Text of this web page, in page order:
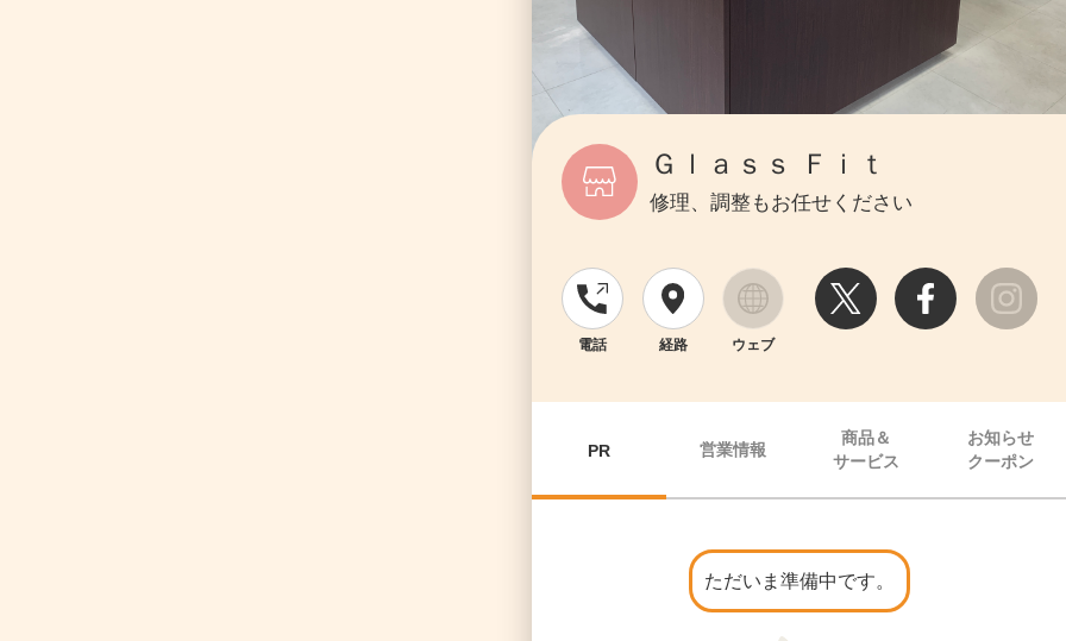
Ｇｌａｓｓ Ｆｉｔ
修理、調整もお任せください
電話 経路 ウェブ
PR 営業情報
商品＆
サービス
お知らせ
クーポン
ただいま準備中です。